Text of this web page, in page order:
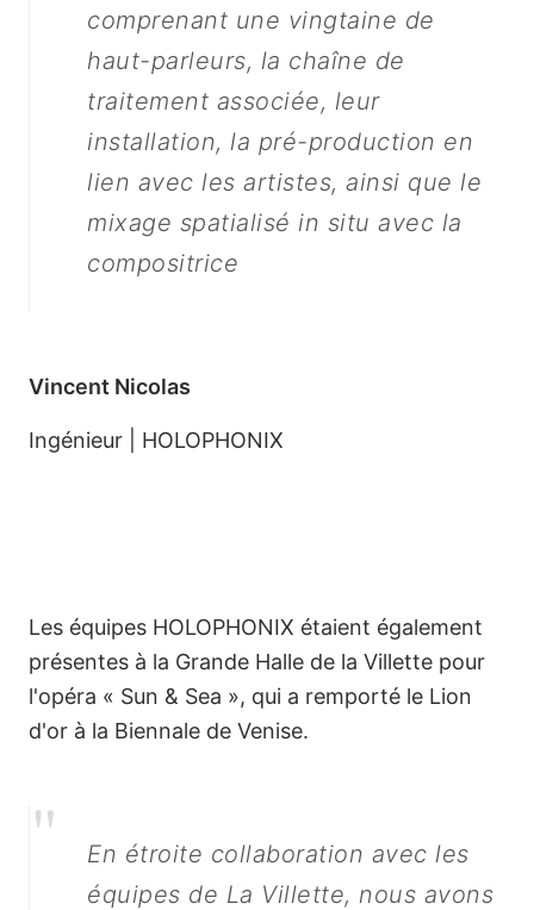
comprenant une vingtaine de
haut-parleurs, la chaîne de
traitement associée, leur
installation, la pré-production en
lien avec les artistes, ainsi que le
mixage spatialisé in situ avec la
compositrice
Vincent Nicolas
Ingénieur | HOLOPHONIX
La Villette
Les équipes HOLOPHONIX étaient également
présentes à la Grande Halle de la Villette pour
l'opéra « Sun & Sea », qui a remporté le Lion
d'or à la Biennale de Venise.
"
En étroite collaboration avec les
équipes de La Villette, nous avons